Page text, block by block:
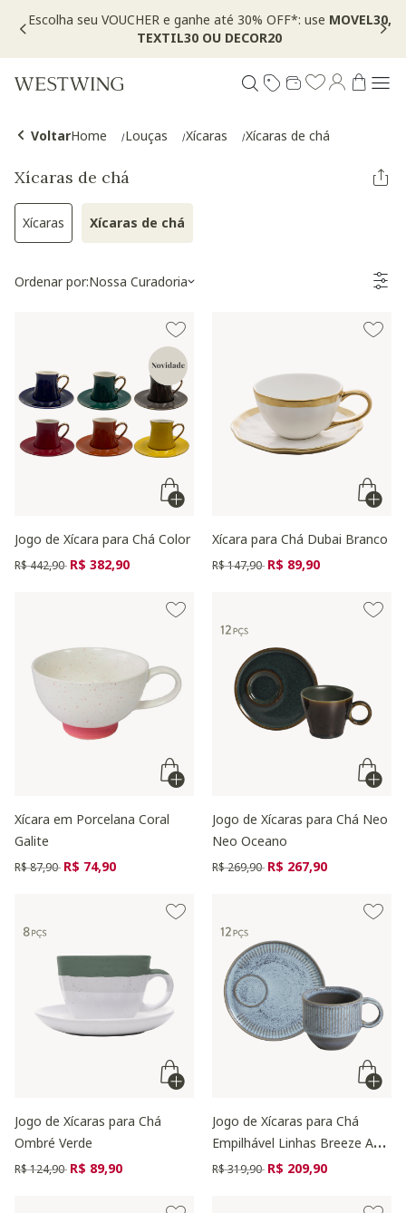
Escolha seu VOUCHER e ganhe até 30% OFF*: useMOVEL30,
TEXTIL30 OU DECOR20
VoltarHome Louças Xícaras Xícaras de chá
Xícaras de chá
XícarasRefinar por Categoria: Xícaras
Xícaras de chá
Ordenar por:Nossa Curadoria
Jogo de Xícara para Chá Color
Preço reduzido de
R$ 442,90 para
R$ 382,90
Xícara para Chá Dubai Branco
Preço reduzido de
R$ 147,90 para
R$ 89,90
Xícara em Porcelana Coral
Galite
Preço reduzido de
R$ 87,90 para
R$ 74,90
Jogo de Xícaras para Chá Neo
Neo Oceano
Preço reduzido de
R$ 269,90 para
R$ 267,90
Jogo de Xícaras para Chá
Ombré Verde
Preço reduzido de
R$ 124,90 para
R$ 89,90
Jogo de Xícaras para Chá
Empilhável Linhas Breeze Azul
Claro
Preço reduzido de
R$ 319,90 para
R$ 209,90